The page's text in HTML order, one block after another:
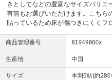
きとしてなどの豊富なサイズバリ
有無もお選びいただけます。こちら
貼っているため床が傷つきにくくフ
商品管理番号 81949860x
生産地 中国
サイズ 本間6帖(約